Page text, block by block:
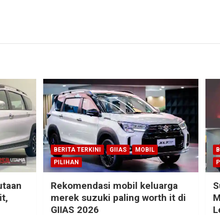
BERITA TERKINI GIIAS
MOBIL
PILIHAN
Rekomendasi mobil keluarga
merek suzuki paling worth it di
GIIAS 2026